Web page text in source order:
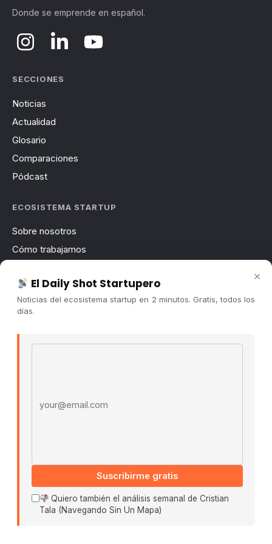
Donde se emprende en español.
SECCIONES
Noticias
Actualidad
Glosario
Comparaciones
Pódcast
ECOSISTEMA STARTUP
Sobre nosotros
Cómo trabajamos
Contacto
Publicidad
Es La Hora de Aprender ↗
Políticas De Privacidad · Términos De Uso
×
El Daily Shot Startupero
Noticias del ecosistema startup en 2 minutos. Gratis, todos los
días.
Suscribirme gratis
Quiero también el análisis semanal de Cristian
Tala (Navegando Sin Un Mapa)